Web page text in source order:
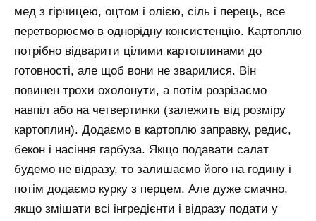
мед з гірчицею, оцтом і олією, сіль і перець, все
перетворюємо в однорідну консистенцію. Картоплю
потрібно відварити цілими картоплинами до
готовності, але щоб вони не зварилися. Він
повинен трохи охолонути, а потім розрізаємо
навпіл або на четвертинки (залежить від розміру
картоплин). Додаємо в картоплю заправку, редис,
бекон і насіння гарбуза. Якщо подавати салат
будемо не відразу, то залишаємо його на годину і
потім додаємо курку з перцем. Але дуже смачно,
якщо змішати всі інгредієнти і відразу подати у